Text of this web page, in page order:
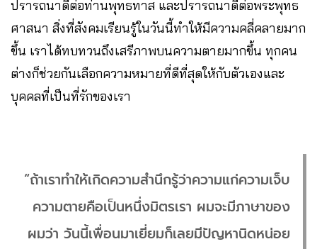
ปรารถนาดีต่อท่านพุทธทาส และปรารถนาดีต่อพระพุทธ
ศาสนา สิ่งที่สังคมเรียนรู้ในวันนี้ทำให้มีความคลี่คลายมาก
ขึ้น เราได้ทบทวนถึงเสรีภาพบนความตายมากขึ้น ทุกคน
ต่างก็ช่วยกันเลือกความหมายที่ดีที่สุดให้กับตัวเองและ
บุคคลที่เป็นที่รักของเรา
“ถ้าเราทำให้เกิดความสำนึกรู้ว่าความแก่ความเจ็บ
ความตายคือเป็นหนึ่งมิตรเรา ผมจะมีภาษาของ
ผมว่า วันนี้เพื่อนมาเยี่ยมก็เลยมีปัญหานิดหน่อย